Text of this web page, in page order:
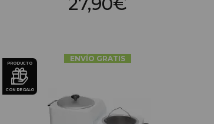
PRODUCTO
CON REGALO
ENVÍO GRATIS